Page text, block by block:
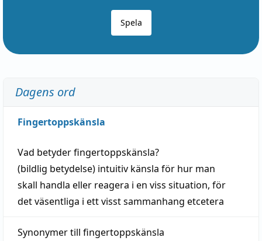
Spela
Dagens ord
Fingertoppskänsla
Vad betyderfingertoppskänsla?
(bildlig betydelse) intuitiv känsla för hur man
skall handla eller reagera i en viss situation, för
det väsentliga i ett visstsammanhang etcetera
Synonymer till fingertoppskänsla